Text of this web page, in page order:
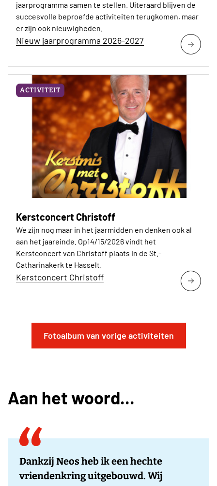
jaarprogramma samen te stellen. Uiteraard blijven de
succesvolle beproefde activiteiten terugkomen, maar
er zijn ook nieuwigheden.
Nieuw jaarprogramma 2026-2027
ACTIVITEIT
Kerstconcert Christoff
We zijn nog maar in het jaarmidden en denken ook al
aan het jaareinde. Op14/15/2026 vindt het
Kerstconcert van Christoff plaats in de St.-
Catharinakerk te Hasselt.
Kerstconcert Christoff
Fotoalbum van vorige activiteiten
Aan het woord...
Dankzij Neos heb ik een hechte
vriendenkring uitgebouwd. Wij